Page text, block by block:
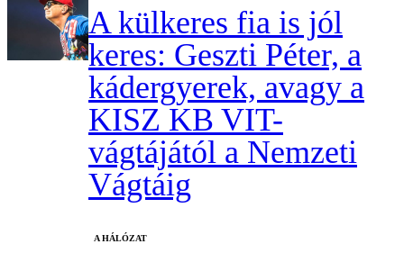
A külkeres fia is jól
keres: Geszti Péter, a
kádergyerek, avagy a
KISZ KB VIT-
vágtájától a Nemzeti
Vágtáig
A HÁLÓZAT